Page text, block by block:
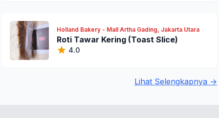
Holland Bakery - Mall Artha Gading, Jakarta Utara
Roti Tawar Kering (Toast Slice)
4.0
Lihat Selengkapnya →